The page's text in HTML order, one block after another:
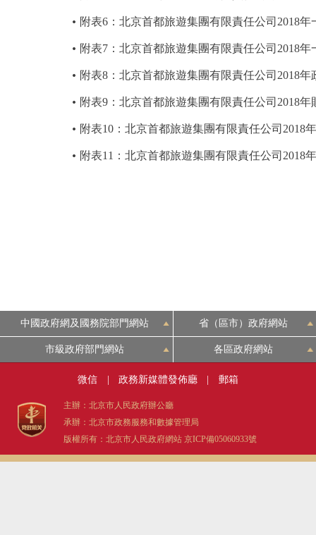
附表6：北京首都旅遊集團有限責任公司2018
附表7：北京首都旅遊集團有限責任公司2018
附表8：北京首都旅遊集團有限責任公司2018
附表9：北京首都旅遊集團有限責任公司2018
附表10：北京首都旅遊集團有限責任公司2018
附表11：北京首都旅遊集團有限責任公司2018
中國政府網及國務院部門網站 省（區市）政府網站
市級政府部門網站 各區政府網站
微信 政務新媒體發佈廳 郵箱
主辦：北京市人民政府辦公廳
承辦：北京市政務服務和數據管理局
版權所有：北京市人民政府網站 京ICP備05060933號